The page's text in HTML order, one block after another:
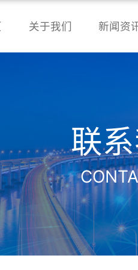
关于我们 新闻资
联